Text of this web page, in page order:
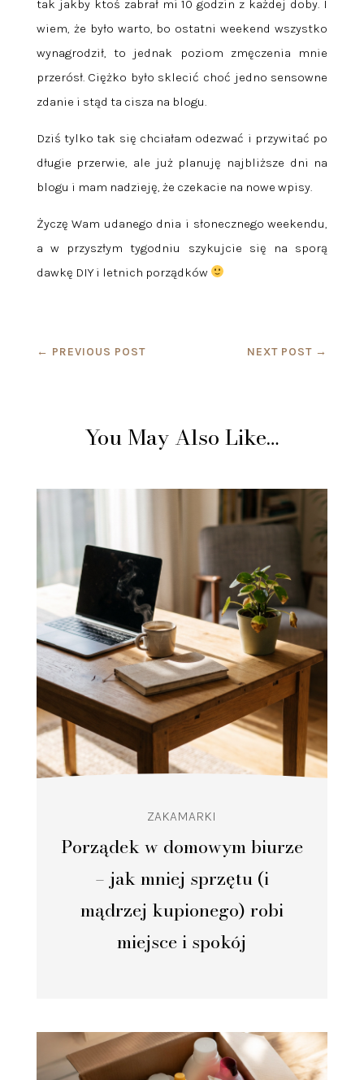
tak jakby ktoś zabrał mi 10 godzin z każdej doby. I
wiem, że było warto, bo ostatni weekend wszystko
wynagrodził, to jednak poziom zmęczenia mnie
przerósł. Ciężko było sklecić choć jedno sensowne
zdanie i stąd ta cisza na blogu.
Dziś tylko tak się chciałam odezwać i przywitać po
długie przerwie, ale już planuję najbliższe dni na
blogu i mam nadzieję, że czekacie na nowe wpisy.
Życzę Wam udanego dnia i słonecznego weekendu,
a w przyszłym tygodniu szykujcie się na sporą
dawkę DIY i letnich porządków
← PREVIOUS POST NEXT POST →
You May Also Like…
Porządek w domowym biurze
– jak mniej sprzętu (i
mądrzej kupionego) robi
miejsce i spokój
ZAKAMARKI